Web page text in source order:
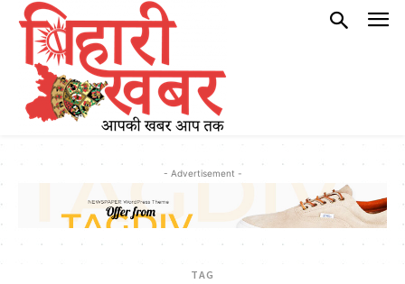
- Advertisement -
TAG